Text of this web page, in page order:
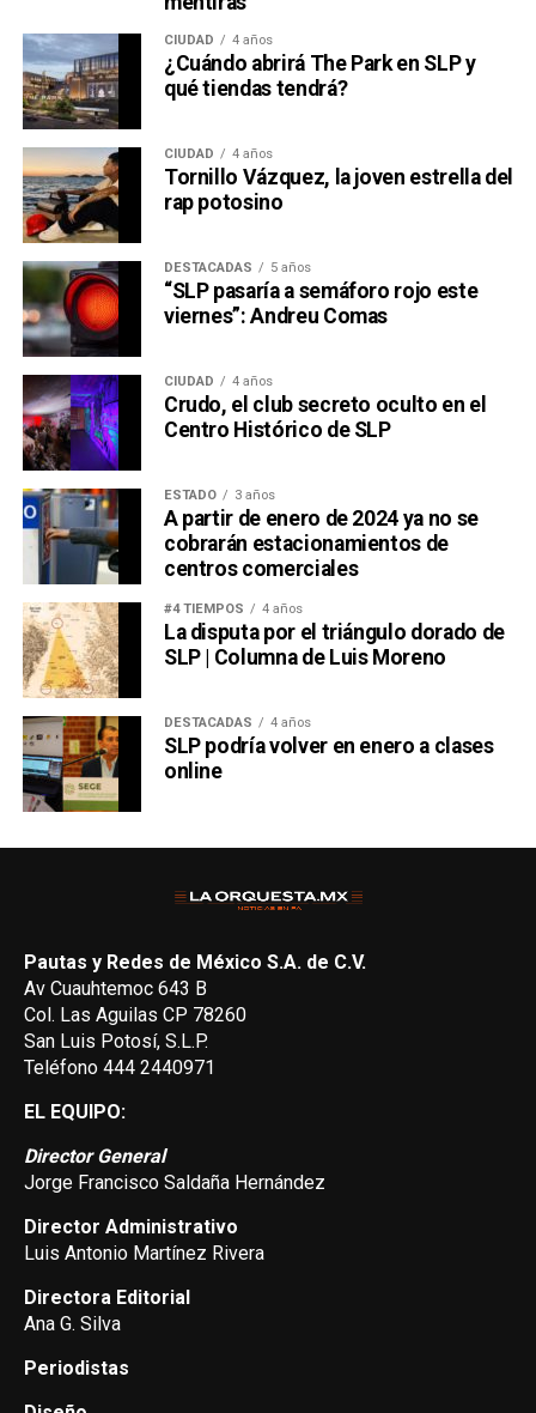
CIUDAD 4 años
¿Cuándo abrirá The Park en SLP y
qué tiendas tendrá?
CIUDAD 4 años
Tornillo Vázquez, la joven estrella del
rap potosino
DESTACADAS 5 años
“SLP pasaría a semáforo rojo este
viernes”: Andreu Comas
CIUDAD 4 años
Crudo, el club secreto oculto en el
Centro Histórico de SLP
ESTADO 3 años
A partir de enero de 2024 ya no se
cobrarán estacionamientos de
centros comerciales
#4 TIEMPOS 4 años
La disputa por el triángulo dorado de
SLP | Columna de Luis Moreno
DESTACADAS 4 años
SLP podría volver en enero a clases
online
Pautas y Redes de México S.A. de C.V.
Av Cuauhtemoc 643 B
Col. Las Aguilas CP 78260
San Luis Potosí, S.L.P.
Teléfono 444 2440971
EL EQUIPO:
Director General
Jorge Francisco Saldaña Hernández
Director Administrativo
Luis Antonio Martínez Rivera
Directora Editorial
Ana G. Silva
Periodistas